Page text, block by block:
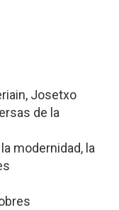
Josetxo
de la
modernidad, la